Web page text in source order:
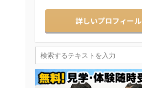
詳しいプロフィール